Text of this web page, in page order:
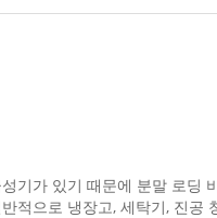
기가 있기 때문에 분말 로딩
으로 냉장고, 세탁기, 진공